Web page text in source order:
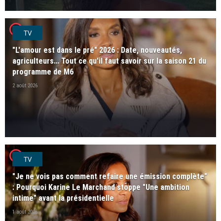
player2TV
"L'amour est dans le pré" 2026 : Date, nouveautés,
agriculteurs… Tout ce qu'il faut savoir sur la saison 21 du
programme de M6
2 août 2026
player2TV
"Je ne vois pas comment refaire une émission complète"
: Pourquoi Karine Le Marchand stoppe "Une ambition
intime" avant la présidentielle
1 août 2026